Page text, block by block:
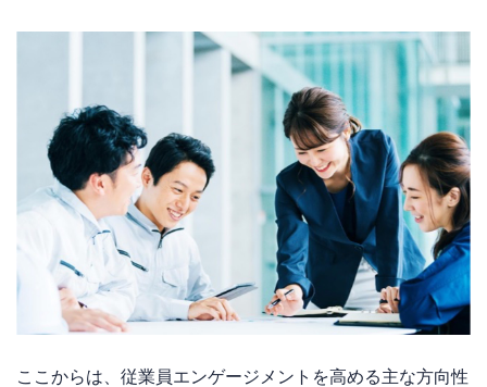
ここからは、従業員エンゲージメントを高める主な方向性